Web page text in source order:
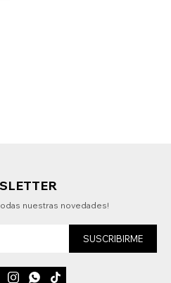
nuestras novedades!
SUSCRIBIRME
  